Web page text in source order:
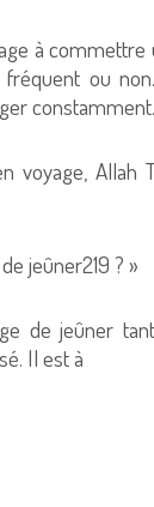
à
ou
constamment.
Allah
jeûner219 ? »
de jeûner
Il est à